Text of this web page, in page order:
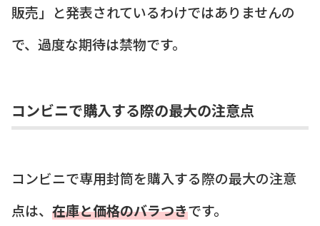
販売」と発表されているわけではありませんの
で、過度な期待は禁物です。
コンビニで購入する際の最大の注意点
コンビニで専用封筒を購入する際の最大の注意
点は、 在庫と価格のバラつきです。